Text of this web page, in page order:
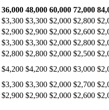
36,000 48,000 60,000 72,000
$3,300 $3,300 $2,000 $2,800
$2,900 $2,900 $2,000 $2,600
$3,300 $3,300 $2,000 $2,800
$2,800 $2,800 $2,000 $2,500
$4,200 $4,200 $2,000 $3,000
$3,300 $3,300 $2,000 $2,700
$2,900 $2,900 $2,000 $2,600